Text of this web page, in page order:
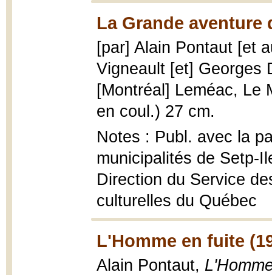
La Grande aventure
[par] Alain Pontaut [et
Vigneault [et] Georges
[Montréal] Leméac, Le
en coul.) 27 cm.
Notes : Publ. avec la
municipalités de Setp-
Direction du Service
culturelles du Québec
L'Homme en fuite
Alain Pontaut,